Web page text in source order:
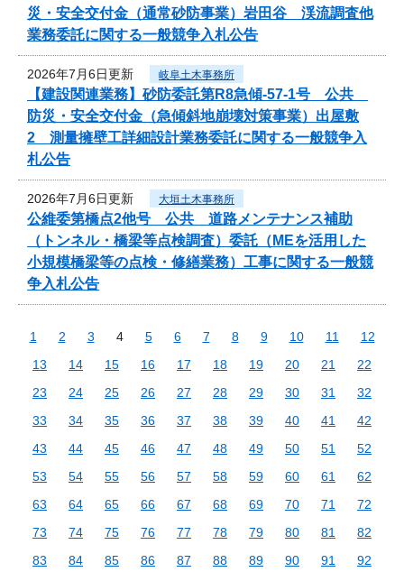
災・安全交付金（通常砂防事業）岩田谷 渓流調査他
業務委託に関する一般競争入札公告
2026年7月6日更新 岐阜土木事務所
【建設関連業務】砂防委託第R8急傾-57-1号 公共
防災・安全交付金（急傾斜地崩壊対策事業）出屋敷
2 測量擁壁工詳細設計業務委託に関する一般競争入
札公告
2026年7月6日更新 大垣土木事務所
公維委第橋点2他号 公共 道路メンテナンス補助
（トンネル・橋梁等点検調査）委託（MEを活用した
小規模橋梁等の点検・修繕業務）工事に関する一般競
争入札公告
1 2 3 4 5 6 7 8 9 10 11
12
13
14 15 16 17 18 19 20 21
22
23
24 25 26 27 28 29 30 31
32
33
34 35 36 37 38 39 40 41
42
43
44 45 46 47 48 49 50 51
52
53
54 55 56 57 58 59 60 61
62
63
64 65 66 67 68 69 70 71
72
73
74 75 76 77 78 79 80 81
82
83
84 85 86 87 88 89 90 91
92